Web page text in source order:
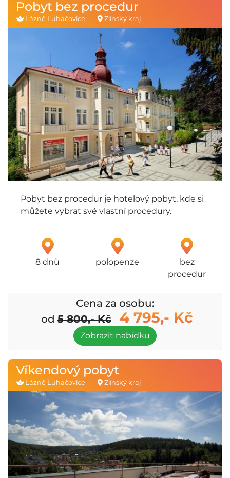
Pobyt bez procedur
Lázně Luhačovice Zlínský kraj
Pobyt bez procedur je hotelový pobyt, kde si
můžete vybrat své vlastní procedury.
8 dnů polopenze
bez
procedur
Cena za osobu:
od 5 800,- Kč 4 795,- Kč
Zobrazit nabídku
Víkendový pobyt
Lázně Luhačovice Zlínský kraj